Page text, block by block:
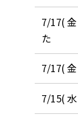
7/17(
た
7/17(
7/15(